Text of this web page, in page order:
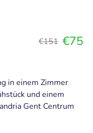
€151 €75
in einem Zimmer
und einem
Gent Centrum